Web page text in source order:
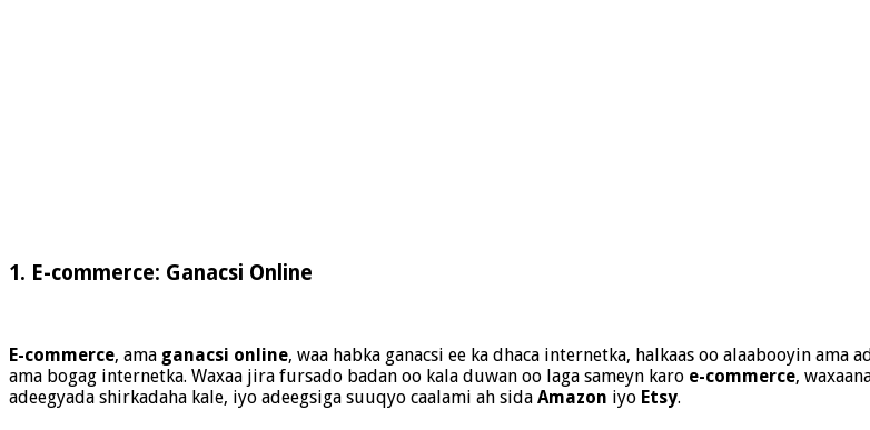
1. E-commerce: Ganacsi Online
E-commerce, ama ganacsi online, waa habka ganacsi ee ka dhaca internetka, halkaas oo alaabooyin
ama bogag internetka. Waxaa jira fursado badan oo kala duwan oo laga sameyn karo e-commerce,
adeegyada shirkadaha kale, iyo adeegsiga suuqyo caalami ah sida Amazon iyo Etsy.